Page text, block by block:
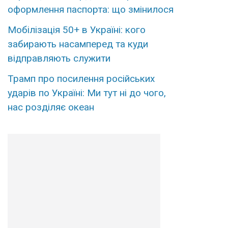
оформлення паспорта: що змінилося
Мобілізація 50+ в Україні: кого
забирають насамперед та куди
відправляють служити
Трамп про посилення російських
ударів по Україні: Ми тут ні до чого,
нас розділяє океан